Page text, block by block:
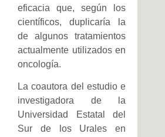
eficacia que, según los
científicos, duplicaría la
de algunos tratamientos
actualmente utilizados en
oncología.
La coautora del estudio e
investigadora de la
Universidad Estatal del
Sur de los Urales en